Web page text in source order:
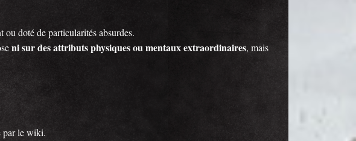
ou doté de particularités absurdes.
ni sur des attributs physiques ou mentaux extraordinaires, mais
par le wiki.